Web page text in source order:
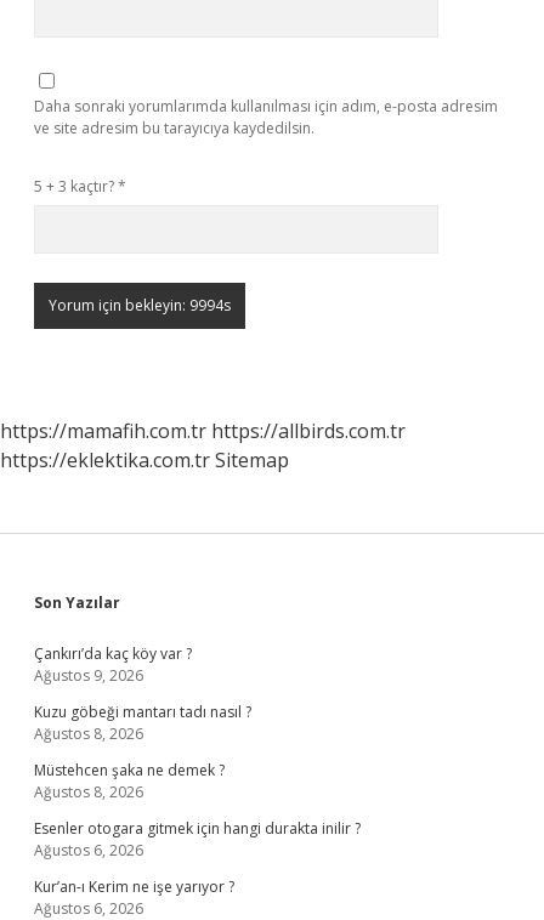
Daha sonraki yorumlarımda kullanılması için adım, e-posta adresim
ve site adresim bu tarayıcıya kaydedilsin.
5 + 3 kaçtır?*
https://mamafih.com.tr https://allbirds.com.tr
https://eklektika.com.trSitemap
Sidebar
Son Yazılar
Çankırı’da kaç köy var ?
Ağustos 9, 2026
Kuzu göbeği mantarı tadı nasıl ?
Ağustos 8, 2026
Müstehcen şaka ne demek ?
Ağustos 8, 2026
Esenler otogara gitmek için hangi durakta inilir ?
Ağustos 6, 2026
Kur’an-ı Kerim ne işe yarıyor ?
Ağustos 6, 2026